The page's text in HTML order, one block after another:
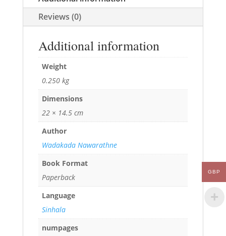
Reviews (0)
Additional information
Weight
0.250 kg
Dimensions
22 × 14.5 cm
Author
Wadakada Nawarathne
Book Format
Paperback
Language
Sinhala
numpages
GBP